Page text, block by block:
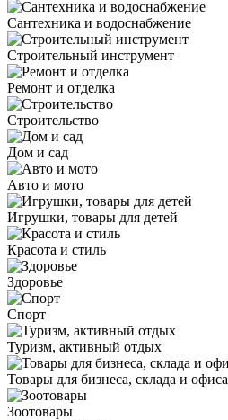
Сантехника и водоснабжение
Строительный инструмент
Ремонт и отделка
Строительство
Дом и сад
Авто и мото
Игрушки, товары для детей
Красота и стиль
Здоровье
Спорт
Туризм, активный отдых
Товары для бизнеса, склада и офиса
Зоотовары